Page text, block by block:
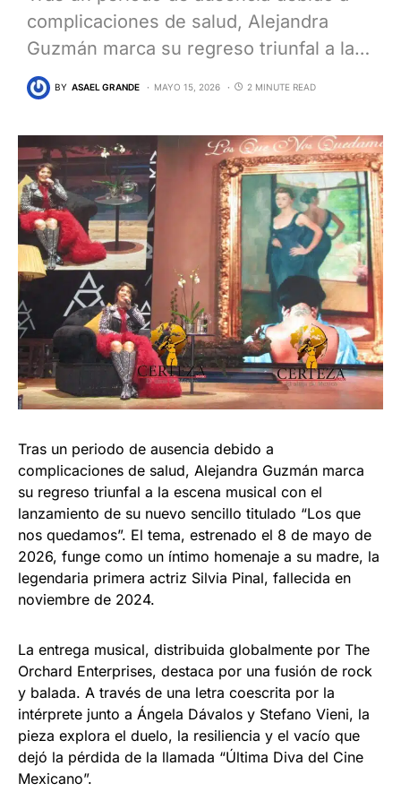
complicaciones de salud, Alejandra
Guzmán marca su regreso triunfal a la…
BY ASAEL GRANDE MAYO 15, 2026 2 MINUTE READ
Tras un periodo de ausencia debido a
complicaciones de salud, Alejandra Guzmán marca
su regreso triunfal a la escena musical con el
lanzamiento de su nuevo sencillo titulado “Los que
nos quedamos”. El tema, estrenado el 8 de mayo de
2026, funge como un íntimo homenaje a su madre, la
legendaria primera actriz Silvia Pinal, fallecida en
noviembre de 2024.
La entrega musical, distribuida globalmente por The
Orchard Enterprises, destaca por una fusión de rock
y balada. A través de una letra coescrita por la
intérprete junto a Ángela Dávalos y Stefano Vieni, la
pieza explora el duelo, la resiliencia y el vacío que
dejó la pérdida de la llamada “Última Diva del Cine
Mexicano”.